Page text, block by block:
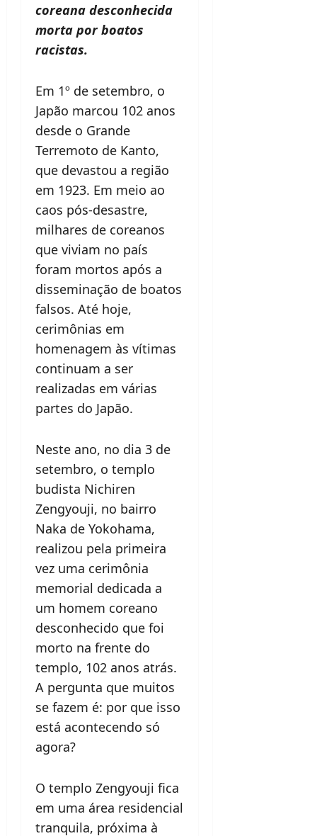
coreana desconhecida
morta por boatos
racistas.
Em 1º de setembro, o
Japão marcou 102 anos
desde o Grande
Terremoto de Kanto,
que devastou a região
em 1923. Em meio ao
caos pós-desastre,
milhares de coreanos
que viviam no país
foram mortos após a
disseminação de boatos
falsos. Até hoje,
cerimônias em
homenagem às vítimas
continuam a ser
realizadas em várias
partes do Japão.
Neste ano, no dia 3 de
setembro, o templo
budista Nichiren
Zengyouji, no bairro
Naka de Yokohama,
realizou pela primeira
vez uma cerimônia
memorial dedicada a
um homem coreano
desconhecido que foi
morto na frente do
templo, 102 anos atrás.
A pergunta que muitos
se fazem é: por que isso
está acontecendo só
agora?
O templo Zengyouji fica
em uma área residencial
tranquila, próxima à